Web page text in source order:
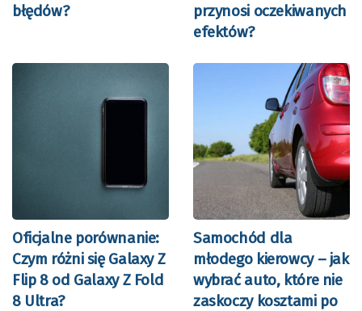
błędów?
przynosi oczekiwanych
efektów?
Oficjalne porównanie:
Czym różni się Galaxy Z
Flip 8 od Galaxy Z Fold
8 Ultra?
Samochód dla
młodego kierowcy – jak
wybrać auto, które nie
zaskoczy kosztami po